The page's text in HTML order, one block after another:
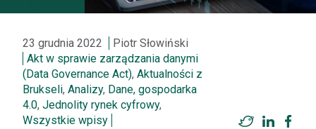
23 grudnia 2022
Piotr Słowiński
Akt w sprawie zarządzania danymi
(Data Governance Act), Aktualności z
Brukseli, Analizy, Dane, gospodarka
4.0, Jednolity rynek cyfrowy,
Wszystkie wpisy
Twitter